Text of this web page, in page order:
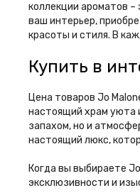
коллекции ароматов
ваш интерьер,
красоты и стиля. В
Купить в
Цена товаров Jo
настоящий храм уюта
запахом, но и
настоящий люкс,
Когда вы выбираете
эксклюзивности и